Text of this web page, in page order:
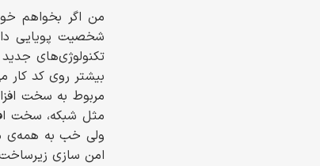
من اگر بخواهم
شخصیت پویایی
تکنولوژی‌های
بیشتر روی کد کار
مربوط به سخت
مثل شبکه، سخت
امن سازی